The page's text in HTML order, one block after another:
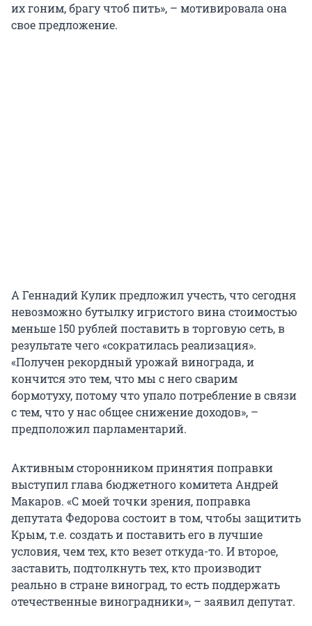
их гоним, брагу чтоб пить», – мотивировала она
свое предложение.
А Геннадий Кулик предложил учесть, что сегодня
невозможно бутылку игристого вина стоимостью
меньше 150 рублей поставить в торговую сеть, в
результате чего «сократилась реализация».
«Получен рекордный урожай винограда, и
кончится это тем, что мы с него сварим
бормотуху, потому что упало потребление в связи
с тем, что у нас общее снижение доходов», –
предположил парламентарий.
Активным сторонником принятия поправки
выступил глава бюджетного комитета Андрей
Макаров. «С моей точки зрения, поправка
депутата Федорова состоит в том, чтобы защитить
Крым, т.е. создать и поставить его в лучшие
условия, чем тех, кто везет откуда-то. И второе,
заставить, подтолкнуть тех, кто производит
реально в стране виноград, то есть поддержать
отечественные виноградники», – заявил депутат.